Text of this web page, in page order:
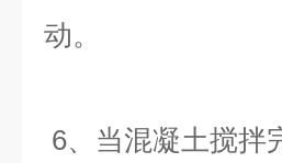
动。
6、当混凝土搅拌